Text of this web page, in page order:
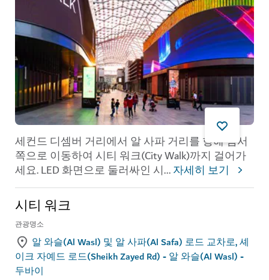
세컨드 디셈버 거리에서 알 사파 거리를 향해 남서
쪽으로 이동하여 시티 워크(City Walk)까지 걸어가
세요. LED 화면으로 둘러싸인 시...자세히 보기
시티 워크
관광명소
알 와슬(Al Wasl) 및 알 사파(Al Safa) 로드 교차로, 셰
이크 자예드 로드(Sheikh Zayed Rd) - 알 와슬(Al Wasl) -
두바이